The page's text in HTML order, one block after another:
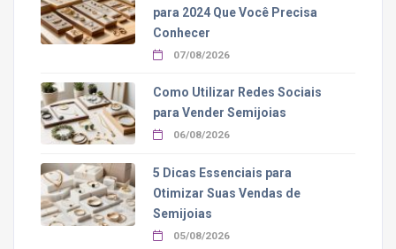
para 2024 Que Você Precisa
Conhecer
07/08/2026
Como Utilizar Redes Sociais
para Vender Semijoias
06/08/2026
5 Dicas Essenciais para
Otimizar Suas Vendas de
Semijoias
05/08/2026